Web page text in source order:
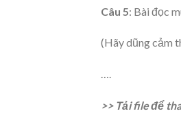
Câu 5: Bài đọc
(Hãy dũng cảm
….
>> Tải file để